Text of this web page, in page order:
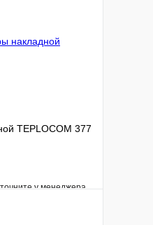
TEPLOCOM 377
у менеджера